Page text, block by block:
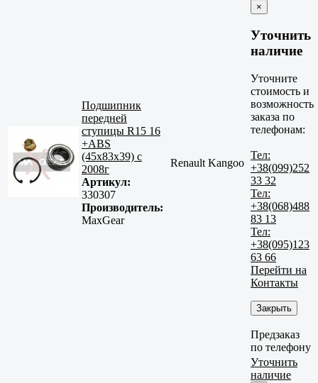
Подшипник
передней
ступицы R15 16
+ABS
(45x83x39) c
2008г
Артикул:
330307
Производитель:
MaxGear
Renault Kangoo
×
Уточнить
наличие
Уточните
стоимость и
возможность
заказа по
телефонам:
Тел:
+38(099)252
33 32
Тел:
+38(068)488
83 13
Тел:
+38(095)123
63 66
Перейти на
Контакты
Закрыть
Предзаказ
по телефону
Уточнить
наличие